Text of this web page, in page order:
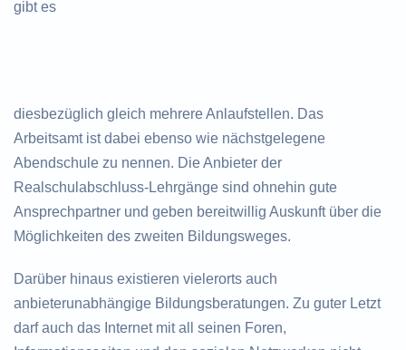
gibt es
diesbezüglich gleich mehrere Anlaufstellen. Das
Arbeitsamt ist dabei ebenso wie nächstgelegene
Abendschule zu nennen. Die Anbieter der
Realschulabschluss-Lehrgänge sind ohnehin gute
Ansprechpartner und geben bereitwillig Auskunft über die
Möglichkeiten des zweiten Bildungsweges.
Darüber hinaus existieren vielerorts auch
anbieterunabhängige Bildungsberatungen. Zu guter Letzt
darf auch das Internet mit all seinen Foren,